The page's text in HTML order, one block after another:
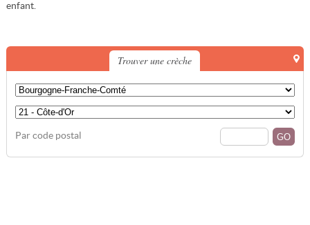
enfant.
Trouver une crèche
Par code postal